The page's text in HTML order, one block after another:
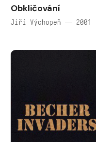
Obkličování
Jiří Výchopeň — 2001